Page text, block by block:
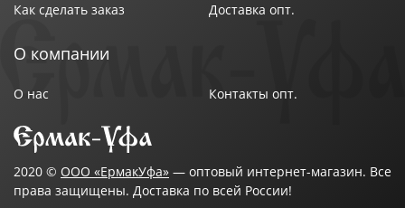
Как сделать заказ Доставка опт.
О компании
О нас Контакты опт.
2020 © ООО «ЕрмакУфа» — оптовый интернет-магазин. Все
права защищены. Доставка по всей России!